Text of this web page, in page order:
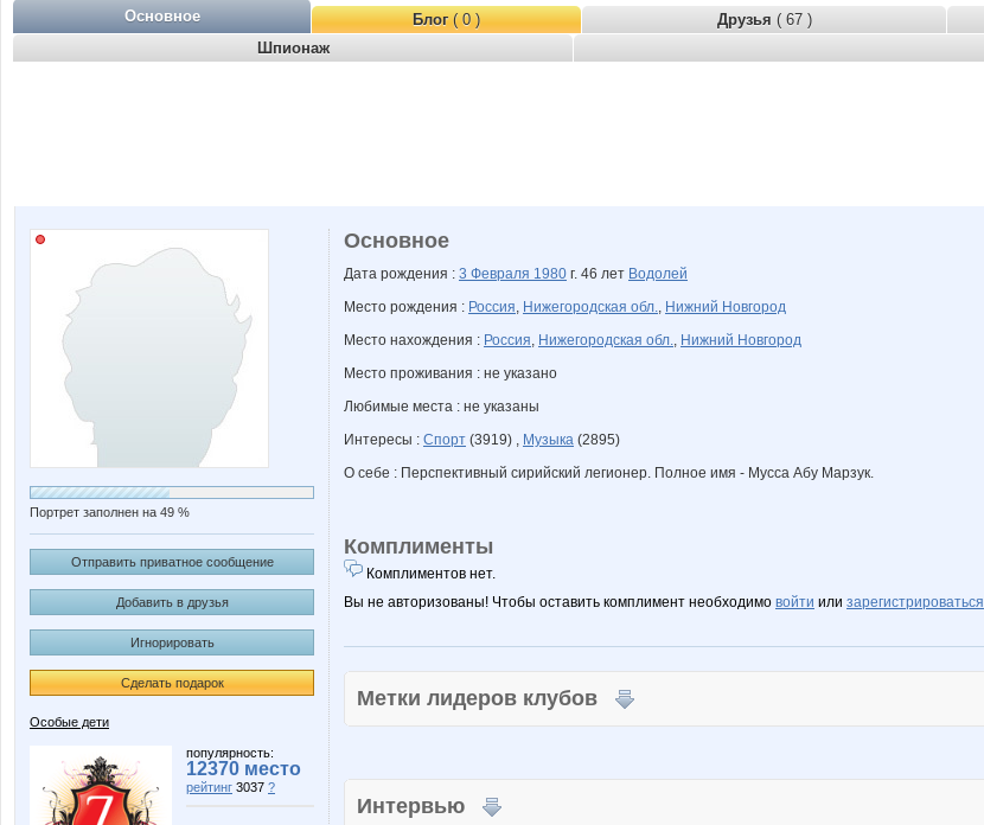
Основное Блог( 0 ) Друзья ( 67 )
Шпионаж
Портрет заполнен на 49 %
Отправить приватное сообщение
Добавить в друзья
Игнорировать
Сделать подарок
Особые дети
популярность:
12370 место
рейтинг 3037 ?
Основное
Дата рождения : 3 Февраля 1980 г. 46 лет Водолей
Место рождения : Россия, Нижегородская обл., Нижний Новгород
Место нахождения : Россия, Нижегородская обл., Нижний Новгород
Место проживания : не указано
Любимые места : не указаны
Интересы : Спорт (3919) , Музыка (2895)
О себе : Перспективный сирийский легионер. Полное имя - Мусса Абу Марзук.
Комплименты
Комплиментов нет.
Вы не авторизованы! Чтобы оставить комплимент необходимо войти или зарегистрироваться
Метки лидеров клубов
Интервью